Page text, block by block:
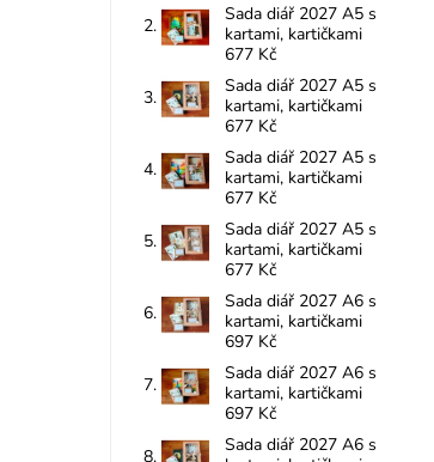
Sada diář 2027 A5 s
kartami, kartičkami
677 Kč
Sada diář 2027 A5 s
kartami, kartičkami
677 Kč
Sada diář 2027 A5 s
kartami, kartičkami
677 Kč
Sada diář 2027 A5 s
kartami, kartičkami
677 Kč
Sada diář 2027 A6 s
kartami, kartičkami
697 Kč
Sada diář 2027 A6 s
kartami, kartičkami
697 Kč
Sada diář 2027 A6 s